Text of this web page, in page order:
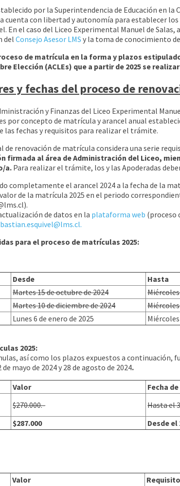
por la Superintendencia de Educación en la
cuenta con libertad y autonomía para establecer los
En el caso del Liceo Experimental Manuel de
delConsejo Asesor LMS y la toma de conocimiento
de matrícula en la forma y plazos
Elección (ACLEs) que a partir de 2025 se
y fechas del proceso de
y Finanzas del Liceo Experimental
por concepto de matrícula y arancel anual
las fechas y requisitos para realizar el trámite.
de renovación de matrícula considera una serie
firmada al área de Administración del Liceo,
a. Para realizar el trámite, los y las Apoderadas
completamente el arancel 2024 a la fecha de la
de la matrícula 2025 en el periodo
de datos en la plataforma web (proceso
para el proceso de matrículas 2025:
Desde
Hasta
Martes 15 de octubre de 2024
Martes 10 de diciembre de 2024
Lunes 6 de enero de 2025
2025:
así como los plazos expuestos a continuación,
mayo de 2024 y 28 de agosto de 2024.
Valor
Fecha
$270.000.-
Hasta el
$287.000 Desde el
Valor Requisito